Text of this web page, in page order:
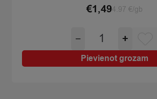
€1,494.97 €/gb
−
Jogurts
Baltais
Skyr
vaniļas
+
Pievienot grozam